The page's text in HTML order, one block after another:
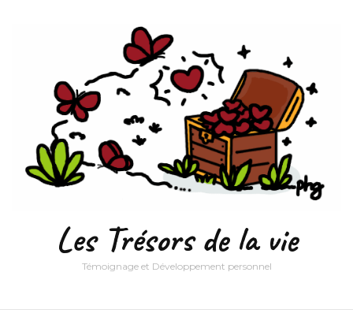
Les Trésors de la vie
Témoignage et Développement personnel